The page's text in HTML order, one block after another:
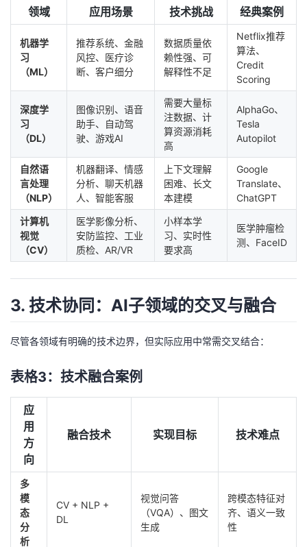
藏
领域 应用场景 技术挑战 经典案例
机器学
习
（ML）
推荐系统、金融
风控、医疗诊
断、客户细分
数据质量依
赖性强、可
解释性不足
Netflix推荐
算法、
Credit
Scoring
深度学
习
（DL）
图像识别、语音
助手、自动驾
驶、游戏AI
需要大量标
注数据、计
算资源消耗
高
AlphaGo、
Tesla
Autopilot
自然语
言处理
（NLP）
机器翻译、情感
分析、聊天机器
人、智能客服
上下文理解
困难、长文
本建模
Google
Translate、
ChatGPT
计算机
视觉
（CV）
医学影像分析、
安防监控、工业
质检、AR/VR
小样本学
习、实时性
要求高
医学肿瘤检
测、FaceID
3. 技术协同：AI子领域的交叉与融合
尽管各领域有明确的技术边界，但实际应用中常需交叉结合：
表格3：技术融合案例
应
用
方
向
融合技术 实现目标 技术难点
多
模
态
分
析
CV + NLP +
DL
视觉问答
（VQA）、图文
生成
跨模态特征对
齐、语义一致
性